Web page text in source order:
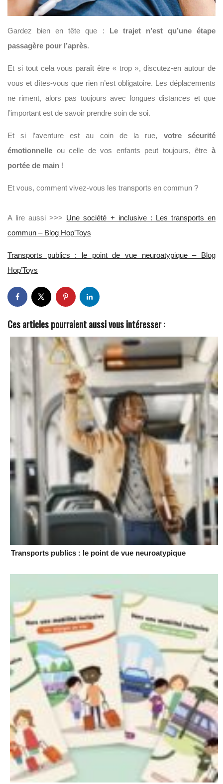
Gardez bien en tête que : Le trajet n’est qu’une étape
passagère pour l’après.
Et si tout cela vous paraît être « trop », discutez-en autour de
vous et dîtes-vous que rien n’est obligatoire. Les déplacements
ne riment, alors pas toujours avec longues distances et que
l’important est de savoir prendre soin de soi.
Et si l’aventure est au coin de la rue, votre sécurité
émotionnelle ou celle de vos enfants peut toujours, être à
portée de main !
Et vous, comment vivez-vous les transports en commun ?
A lire aussi >>> Une société + inclusive : Les transports en
commun – Blog Hop’Toys
Transports publics : le point de vue neuroatypique – Blog
Hop’Toys
Ces articles pourraient aussi vous intéresser :
Transports publics : le point de vue neuroatypique